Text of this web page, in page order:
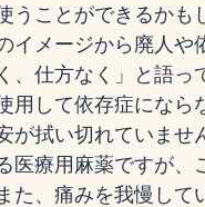
うことができるかも
イメージから廃人や
、仕方なく」と語っ
用して依存症になら
拭い切れていませ
医療用麻薬ですが、
た、痛みを我慢して